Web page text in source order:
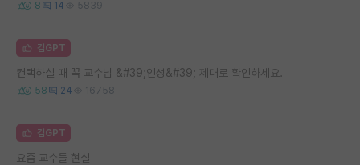
8 14 5839
김GPT
컨택하실 때 꼭 교수님 &#39;인성&#39; 제대로 확인하세요.
58 24 16758
김GPT
요즘 교수들 현실